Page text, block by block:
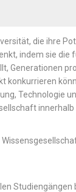
die ihre
indem sie die
Generationen
konkurrieren
Technologie
Studiengängen